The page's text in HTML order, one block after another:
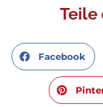
Teile
Facebook